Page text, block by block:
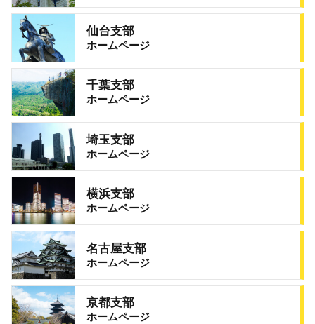
仙台支部
ホームページ
千葉支部
ホームページ
埼玉支部
ホームページ
横浜支部
ホームページ
名古屋支部
ホームページ
京都支部
ホームページ